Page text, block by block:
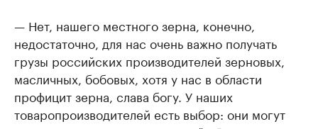
— Нет, нашего местного зерна, конечно,
недостаточно, для нас очень важно получать
грузы российских производителей зерновых,
масличных, бобовых, хотя у нас в области
профицит зерна, слава богу. У наших
товаропроизводителей есть выбор: они могут